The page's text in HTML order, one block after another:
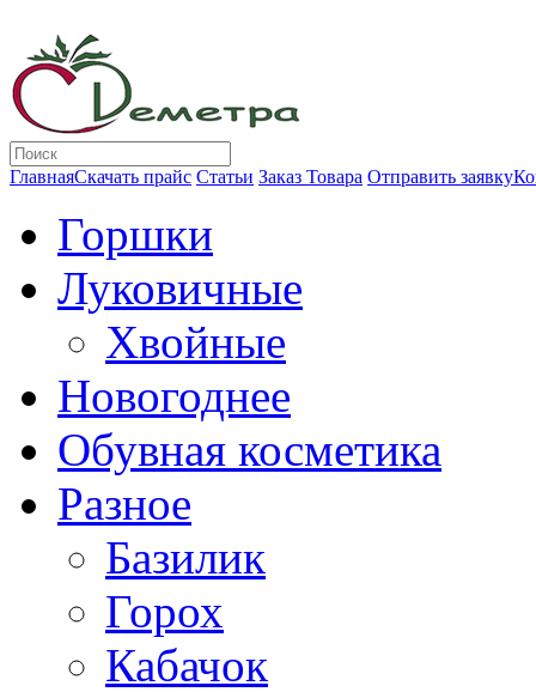
ГлавнаяСкачать прайс Статьи Заказ Товара Отправить заявку
Горшки
Луковичные
Хвойные
Новогоднее
Обувная косметика
Разное
Базилик
Горох
Кабачок